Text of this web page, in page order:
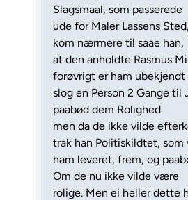
Slagsmaal, som passerede
ude for Maler Lassens
kom nærmere til saae han,
at den anholdte Rasmus
forøvrigt er ham ubekjendt
slog en Person 2 Gange til
paabød dem Rolighed
men da de ikke vilde
trak han Politiskildtet, som
ham leveret, frem, og
Om de nu ikke vilde være
rolige. Men ei heller dette